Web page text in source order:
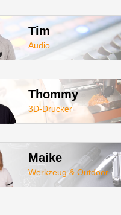
Tim
Audio
Thommy
3D-Drucker
Maike
Werkzeug & Outdoor